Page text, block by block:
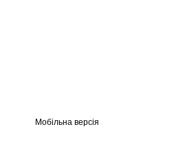
Мобільна версія